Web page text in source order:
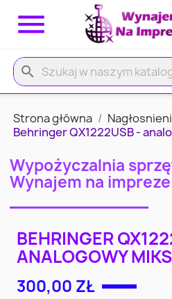

search
Strona główna
Behringer QX1222USB -
Wypożyczalnia
Wynajem na impreze
BEHRINGER
ANALOGOWY
300,00 ZŁ